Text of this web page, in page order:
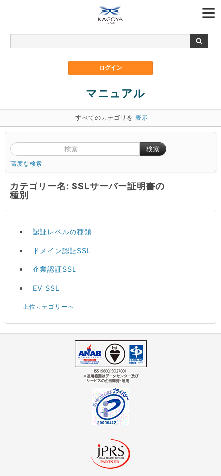
マニュアル
すべてのカテゴリを 表示
検索
高度な検索
カテゴリー名: SSLサーバー証明書の
種別
認証レベルの種類
ドメイン認証SSL
企業認証SSL
EV SSL
上位カテゴリーへ